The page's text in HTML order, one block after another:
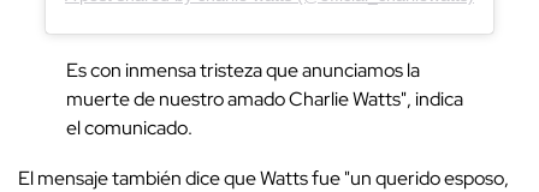
Es con inmensa tristeza que anunciamos la
muerte de nuestro amado Charlie Watts", indica
el comunicado.
El mensaje también dice que Watts fue "un querido esposo,